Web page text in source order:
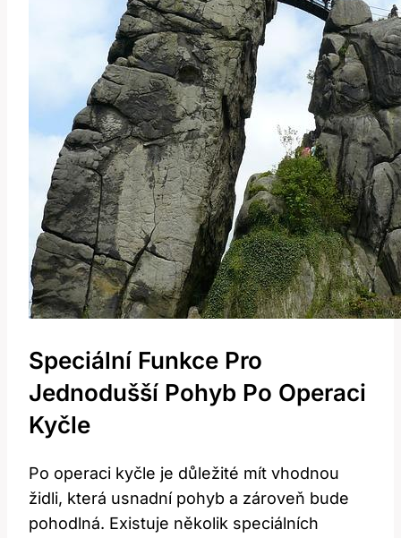
Speciální Funkce Pro
Jednodušší Pohyb Po Operaci
Kyčle
Po operaci kyčle je důležité mít vhodnou
židli, která usnadní pohyb a zároveň bude
pohodlná. Existuje několik speciálních